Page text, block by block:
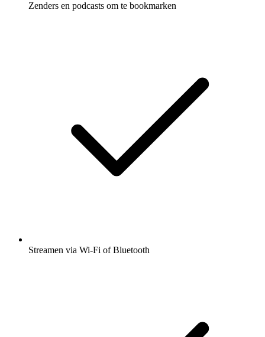
Zenders en podcasts om te bookmarken
Streamen via Wi-Fi of Bluetooth